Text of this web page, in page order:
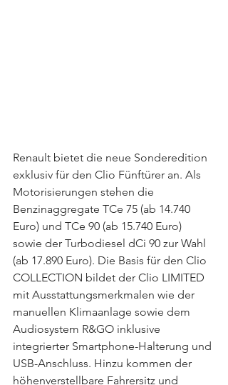
Renault bietet die neue Sonderedition
exklusiv für den Clio Fünftürer an. Als
Motorisierungen stehen die
Benzinaggregate TCe 75 (ab 14.740
Euro) und TCe 90 (ab 15.740 Euro)
sowie der Turbodiesel dCi 90 zur Wahl
(ab 17.890 Euro). Die Basis für den Clio
COLLECTION bildet der Clio LIMITED
mit Ausstattungsmerkmalen wie der
manuellen Klimaanlage sowie dem
Audiosystem R&GO inklusive
integrierter Smartphone-Halterung und
USB-Anschluss. Hinzu kommen der
höhenverstellbare Fahrersitz und